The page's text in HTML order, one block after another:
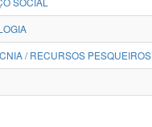
/ RECURSOS PESQUEIROS